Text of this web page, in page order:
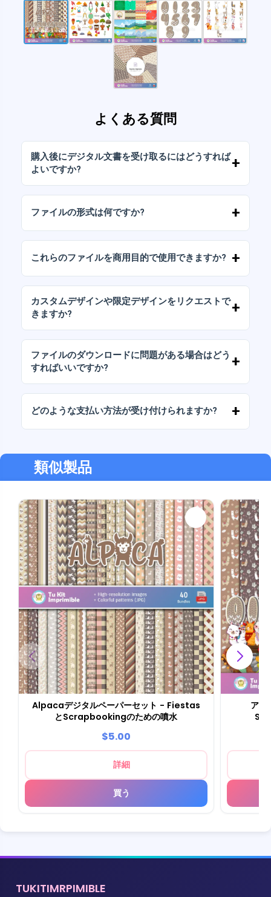
よくある質問
購入後にデジタル文書を受け取るにはどうすれば
よいですか?
イルをダウンロードできます。
ファイルの形式は何ですか?
パッケージには、AIまたはPDFファイルも含ま
れています。
これらのファイルを商用目的で使用できますか?
（変更せずに）再販しないことを条件として、
個人ライセンスと商用ライセンスが含まれてい
ます。
カスタムデザインや限定デザインをリクエストで
きますか?
ます。お気軽にお問い合わせいただき、ご希望
をお伝えください。
ファイルのダウンロードに問題がある場合はどう
すればいいですか?
さい。追加料金なしでファイルの回復をお手伝
いいたします。
どのような支払い方法が受け付けられますか?
る支払い方法に対応しています。
類似製品
Alpacaデジタルペーパーセット - Fiestas
とScrapbookingのための噴水
$5.00
詳細
買う
アル
TUKITIMRPIMIBLE